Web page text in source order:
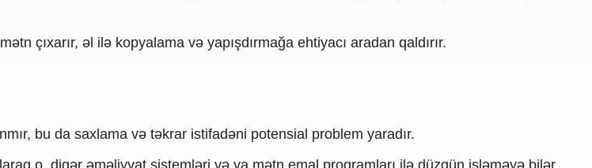
çıxarır, əl ilə kopyalama və yapışdırmağa ehtiyacı aradan qaldırır.
bu da saxlama və təkrar istifadəni potensial problem yaradır.